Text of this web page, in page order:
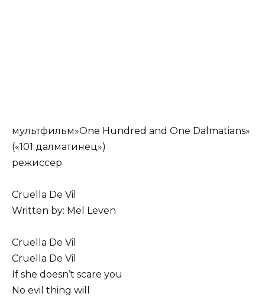
мультфильм»One Hundred and One Dalmatians»
(«101 далматинец»)
режиссер
Cruella De Vil
Written by: Mel Leven
Cruella De Vil
Cruella De Vil
If she doesn’t scare you
No evil thing will